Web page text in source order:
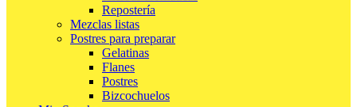
Repostería
Mezclas listas
Postres para preparar
Gelatinas
Flanes
Postres
Bizcochuelos